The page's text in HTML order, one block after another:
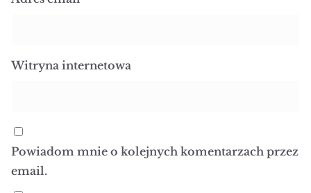
Witryna internetowa
Powiadom mnie o kolejnych komentarzach przez
email.